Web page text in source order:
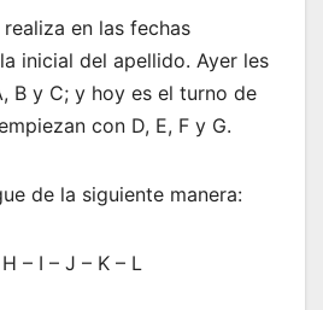
en las fechas
inicial del apellido. Ayer les
B y C; y hoy es el turno de
con D, E, F y G.
de la siguiente manera:
– I – J – K – L